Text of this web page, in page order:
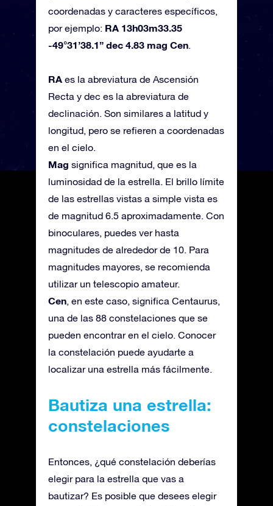
coordenadas y caracteres específicos,
por ejemplo: RA 13h03m33.35
-49°31’38.1” dec 4.83 mag Cen.
RA es la abreviatura de Ascensión
Recta y dec es la abreviatura de
declinación. Son similares a latitud y
longitud, pero se refieren a coordenadas
en el cielo.
Mag significa magnitud, que es la
luminosidad de la estrella. El brillo límite
de las estrellas vistas a simple vista es
de magnitud 6.5 aproximadamente. Con
binoculares, puedes ver hasta
magnitudes de alrededor de 10. Para
magnitudes mayores, se recomienda
utilizar un telescopio amateur.
Cen, en este caso, significa Centaurus,
una de las 88 constelaciones que se
pueden encontrar en el cielo. Conocer
la constelación puede ayudarte a
localizar una estrella más fácilmente.
Bautiza una estrella:
constelaciones
Entonces, ¿qué constelación deberías
elegir para la estrella que vas a
bautizar? Es posible que desees elegir